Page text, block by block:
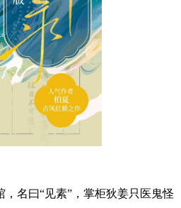
名曰“见素”，掌柜狄姜只医鬼怪